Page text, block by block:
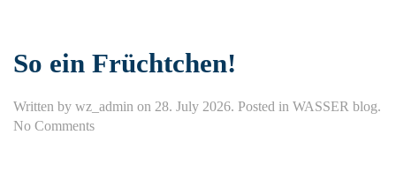
So ein Früchtchen!
Written by wz_admin on 28. July 2026. Posted in WASSER blog.
No Commentson